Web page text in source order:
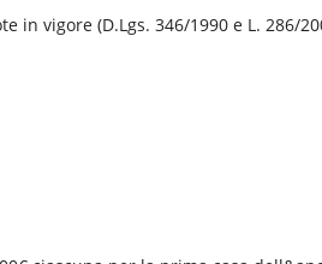
in vigore (D.Lgs. 346/1990 e L. 286/